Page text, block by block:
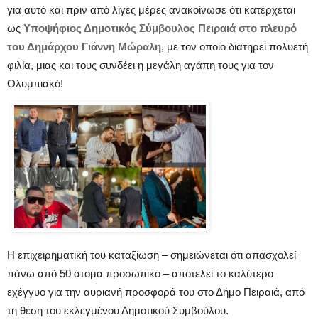
για αυτό και πριν από λίγες μέρες ανακοίνωσε ότι κατέρχεται
ως Υποψήφιος Δημοτικός Σύμβουλος Πειραιά στο πλευρό
του Δημάρχου Γιάννη Μώραλη, με τον οποίο διατηρεί πολυετή
φιλία, μιας και τους συνδέει η μεγάλη αγάπη τους για τον
Ολυμπιακό!
Η επιχειρηματική του καταξίωση – σημειώνεται ότι απασχολεί
πάνω από 50 άτομα προσωπικό – αποτελεί το καλύτερο
εχέγγυο για την αυριανή προσφορά του στο Δήμο Πειραιά, από
τη θέση του εκλεγμένου Δημοτικού Συμβούλου.